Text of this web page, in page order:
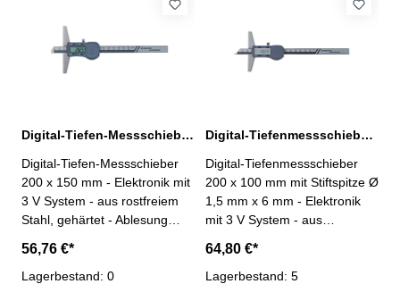
Digital-Tiefen-Messschieber 200 x 150 mm DIN 862
Digital-Tiefen-Messschieber
200 x 150 mm - Elektronik mit
3 V System - aus rostfreiem
Stahl, gehärtet - Ablesung
Genauigkeit 0,03 mm, DIN
862 - mit Ein/Aus-, Null-, Unit-
56,76 €*
Lagerbestand: 0
Digital-Tiefenmessschieber 200 x 100 mm mit Stiftspitze Ø 1,5 mm DIN 862
Digital-Tiefenmessschieber
200 x 100 mm mit Stiftspitze Ø
1,5 mm x 6 mm - Elektronik
mit 3 V System - aus
Ablesung 0,01 mm / 0,0005" -
Genauigkeit DIN 862 - mit
64,80 €*
Lagerbestand: 5